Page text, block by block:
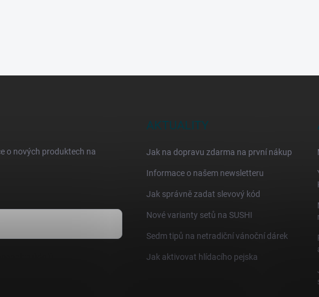
o nových produktech na
AKTUALITY
Jak na dopravu zdarma na první nákup
Informace o našem newsletteru
Jak správně zadat slevový kód
Nové varianty setů na SUSHI
Sedm tipů na netradiční vánoční dárek
Jak aktivovat hlídacího pejska